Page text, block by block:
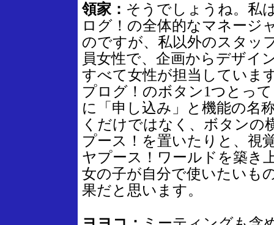
領家： そうでしょうね。私
ログ！の全体的なマネージ
のですが、私以外のスタッ
員女性で、企画からデザイ
すべて女性が担当していま
プログ！のボタン1つとっ
に「申し込み」と機能の名
くだけではなく、ボタンの
プース！を置いたりと、視
ヤプース！ワールドを築き
女の子が自分で使いたいも
果だと思います。